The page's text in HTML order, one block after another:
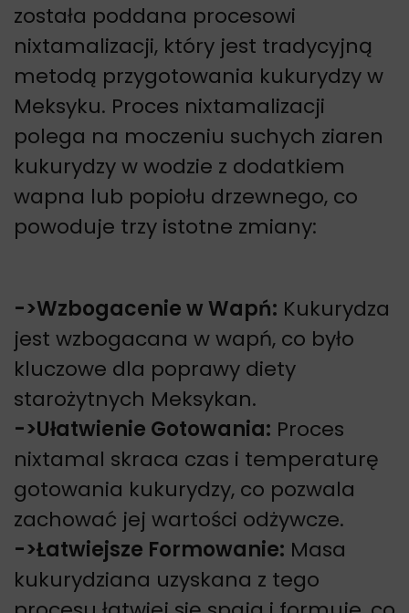
została poddana procesowi
nixtamalizacji, który jest tradycyjną
metodą przygotowania kukurydzy w
Meksyku. Proces nixtamalizacji
polega na moczeniu suchych ziaren
kukurydzy w wodzie z dodatkiem
wapna lub popiołu drzewnego, co
powoduje trzy istotne zmiany:
->Wzbogacenie w Wapń: Kukurydza
jest wzbogacana w wapń, co było
kluczowe dla poprawy diety
starożytnych Meksykan.
->Ułatwienie Gotowania: Proces
nixtamal skraca czas i temperaturę
gotowania kukurydzy, co pozwala
zachować jej wartości odżywcze.
->Łatwiejsze Formowanie: Masa
kukurydziana uzyskana z tego